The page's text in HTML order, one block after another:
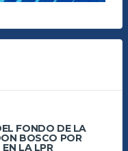
FONDO DE LA
BOSCO POR
LA LPR